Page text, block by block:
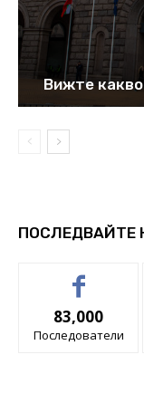
Вижте
ПОСЛЕДВАЙТЕ
83,000
Последователи